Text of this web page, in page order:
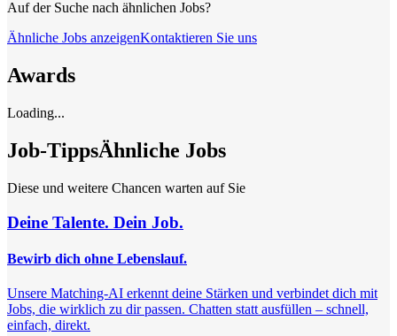
Auf der Suche nach ähnlichen Jobs?
Ähnliche Jobs anzeigenKontaktieren Sie uns
Awards
Loading...
Job-TippsÄhnliche Jobs
Diese und weitere Chancen warten auf Sie
Deine Talente. Dein Job.
Bewirb dich ohne Lebenslauf.
Unsere Matching-AI erkennt deine Stärken und verbindet dich mit
Jobs, die wirklich zu dir passen. Chatten statt ausfüllen – schnell,
einfach, direkt.